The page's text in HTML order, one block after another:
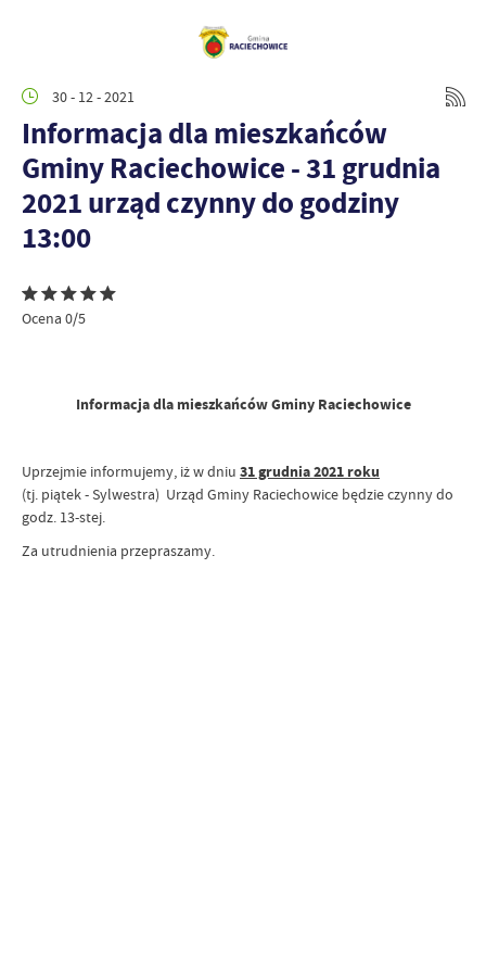
30 - 12 - 2021
Informacja dla mieszkańców
Gminy Raciechowice - 31 grudnia
2021 urząd czynny do godziny
13:00
Ocena 0/5
Informacja dla mieszkańców Gminy Raciechowice
Uprzejmie informujemy, iż w dniu 31 grudnia 2021 roku
(tj. piątek - Sylwestra) Urząd Gminy Raciechowice będzie czynny do
godz. 13-stej.
Za utrudnienia przepraszamy.